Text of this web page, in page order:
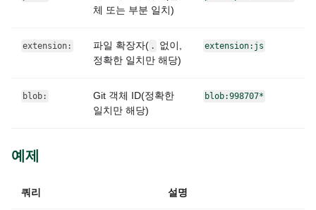
체 또는 부분 일치)
extension: 파일 확장자( .
없이,
정확한 일치만 해당)
extension:js
blob:
Git 객체 ID(정확한
일치만 해당)
blob:998707*
예제
쿼리 설명